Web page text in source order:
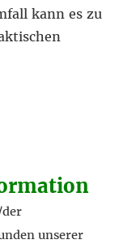
kann es zu
unserer